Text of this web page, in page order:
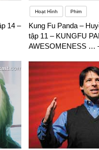
14 –
Hoạt Hình Phim
Kung Fu Panda –
tập 11 – KUNGFU
AWESOMENESS …